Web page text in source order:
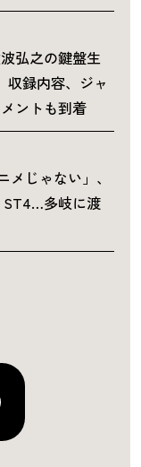
弘之の鍵盤生
収録内容、ジャ
ントも到着
じゃない」、
ST4…多岐に渡